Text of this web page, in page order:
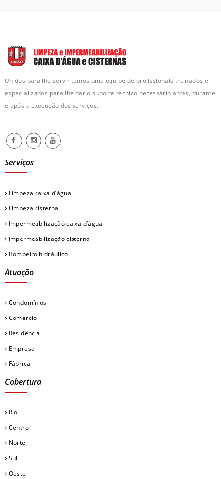
Unidos para lhe servir temos uma equipe de profissionais treinados e
especializados para lhe dar o suporte técnico necessário antes, durante
e após a execução dos serviços.
Serviços
Limpeza caixa d’água
Limpeza cisterna
Impermeabilização caixa d’água
Impermeabilização cisterna
Bombeiro hidráulico
Atuação
Condomínios
Comércio
Residência
Empresa
Fábrica
Cobertura
Rio
Centro
Norte
Sul
Oeste